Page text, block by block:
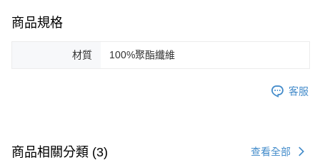
商品規格
材質 100%聚酯纖維
客服
商品相關分類 (3) 查看全部